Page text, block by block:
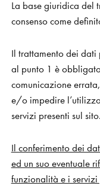
La base giuridica del
consenso come
Il trattamento dei dati
al punto 1 è
comunicazione
e/o impedire
servizi presenti sul sito.
Il conferimento dei
ed un suo eventuale
funzionalità e i servizi